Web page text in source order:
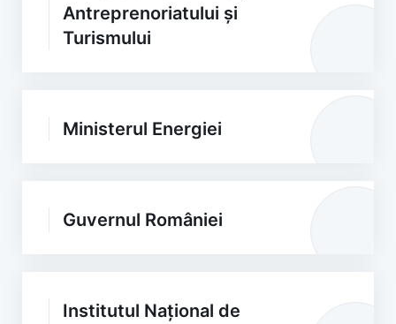
Antreprenoriatului și
Turismului
Ministerul Energiei
Guvernul României
Institutul Național de